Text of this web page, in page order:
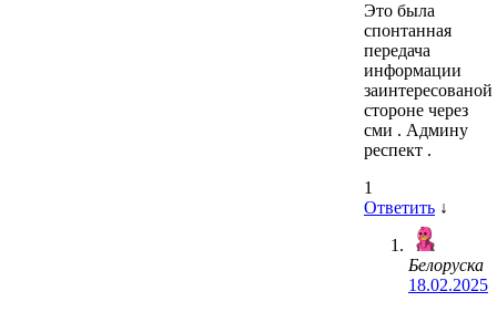
Это была
спонтанная
передача
информации
заинтересованой
стороне через
сми . Админу
респект .
1
Ответить ↓
Белоруска
18.02.2025